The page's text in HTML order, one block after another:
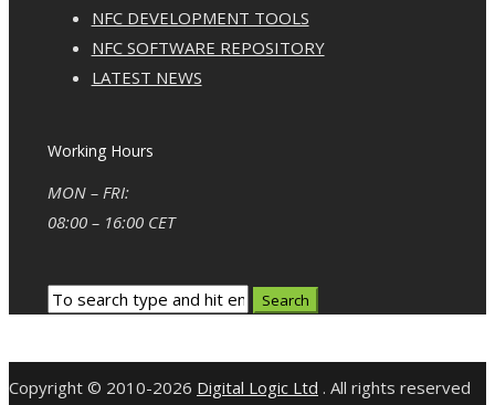
NFC DEVELOPMENT TOOLS
NFC SOFTWARE REPOSITORY
LATEST NEWS
Working Hours
MON – FRI:
08:00 – 16:00 CET
Copyright © 2010-2026 Digital Logic Ltd . All rights reserved